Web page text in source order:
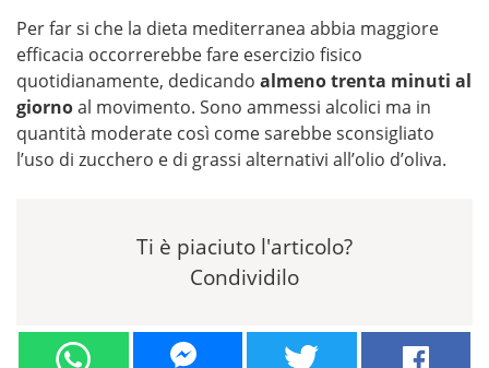
Per far si che la dieta mediterranea abbia maggiore
efficacia occorrerebbe fare esercizio fisico
quotidianamente, dedicando almeno trenta minuti al
giornoal movimento. Sono ammessi alcolici ma in
quantità moderate così come sarebbe sconsigliato
l’uso di zucchero e di grassi alternativi all’olio d’oliva.
Ti è piaciuto l'articolo?
Condividilo